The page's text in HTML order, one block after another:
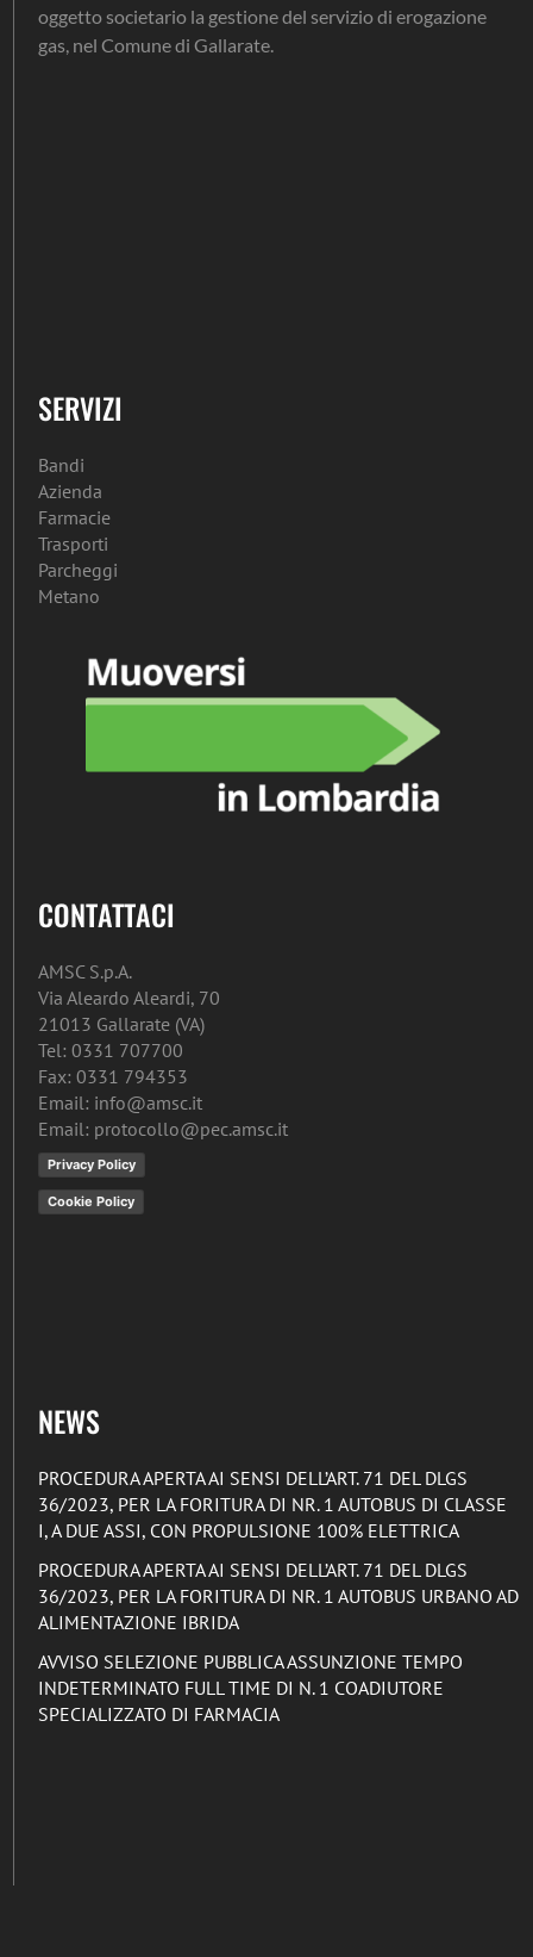
oggetto societario la gestione del servizio di erogazione
gas, nel Comune di Gallarate.
SERVIZI
Bandi
Azienda
Farmacie
Trasporti
Parcheggi
Metano
CONTATTACI
AMSC S.p.A.
Via Aleardo Aleardi, 70
21013 Gallarate (VA)
Tel: 0331 707700
Fax: 0331 794353
Email: info@amsc.it
Email: protocollo@pec.amsc.it
Privacy Policy
Cookie Policy
NEWS
PROCEDURA APERTA AI SENSI DELL’ART. 71 DEL DLGS
36/2023, PER LA FORITURA DI NR. 1 AUTOBUS DI CLASSE
I, A DUE ASSI, CON PROPULSIONE 100% ELETTRICA
PROCEDURA APERTA AI SENSI DELL’ART. 71 DEL DLGS
36/2023, PER LA FORITURA DI NR. 1 AUTOBUS URBANO AD
ALIMENTAZIONE IBRIDA
AVVISO SELEZIONE PUBBLICA ASSUNZIONE TEMPO
INDETERMINATO FULL TIME DI N. 1 COADIUTORE
SPECIALIZZATO DI FARMACIA